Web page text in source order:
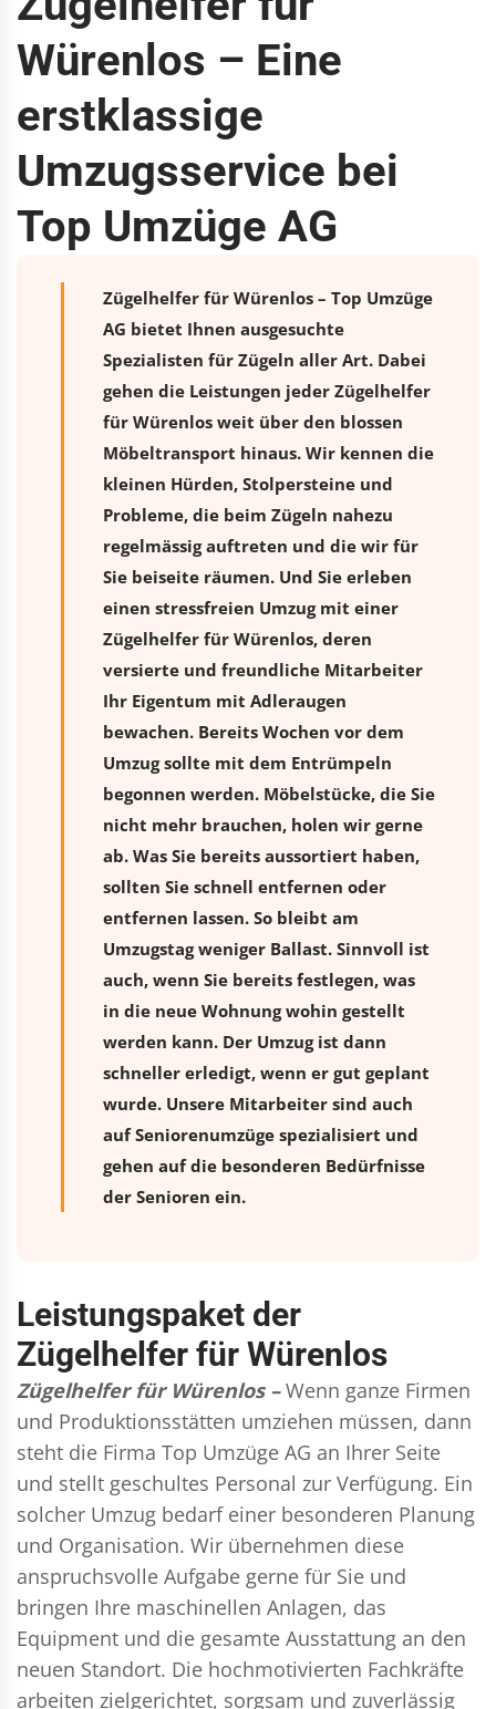
Würenlos – Eine
erstklassige
Umzugsservice bei
Top Umzüge AG
Zügelhelfer für Würenlos – Top Umzüge
AG bietet Ihnen ausgesuchte
Spezialisten für Zügeln aller Art. Dabei
gehen die Leistungen jeder Zügelhelfer
für Würenlos weit über den blossen
Möbeltransport hinaus. Wir kennen die
kleinen Hürden, Stolpersteine und
Probleme, die beim Zügeln nahezu
regelmässig auftreten und die wir für
Sie beiseite räumen. Und Sie erleben
einen stressfreien Umzugmit einer
Zügelhelfer für Würenlos, deren
versierte und freundliche Mitarbeiter
Ihr Eigentum mit Adleraugen
bewachen. Bereits Wochen vor dem
Umzug sollte mit dem Entrümpeln
begonnen werden. Möbelstücke, die Sie
nicht mehr brauchen, holen wir gerne
ab. Was Sie bereits aussortiert haben,
sollten Sie schnell entfernen oder
entfernen lassen. So bleibt am
Umzugstag weniger Ballast. Sinnvoll ist
auch, wenn Sie bereits festlegen, was
in die neue Wohnung wohin gestellt
werden kann. Der Umzug ist dann
schneller erledigt, wenn er gut geplant
wurde. Unsere Mitarbeiter sind auch
auf Seniorenumzüge spezialisiert und
gehen auf die besonderen Bedürfnisse
der Senioren ein.
Leistungspaket der
Zügelhelfer für Würenlos
Zügelhelfer für Würenlos – Wenn ganze Firmen
und Produktionsstätten umziehen müssen, dann
steht die Firma Top Umzüge AG an Ihrer Seite
und stellt geschultes Personal zur Verfügung. Ein
solcher Umzug bedarf einer besonderen Planung
und Organisation. Wir übernehmen diese
anspruchsvolle Aufgabe gerne für Sie und
bringen Ihre maschinellen Anlagen, das
Equipment und die gesamte Ausstattung an den
neuen Standort. Die hochmotivierten Fachkräfte
arbeiten zielgerichtet, sorgsam und zuverlässig